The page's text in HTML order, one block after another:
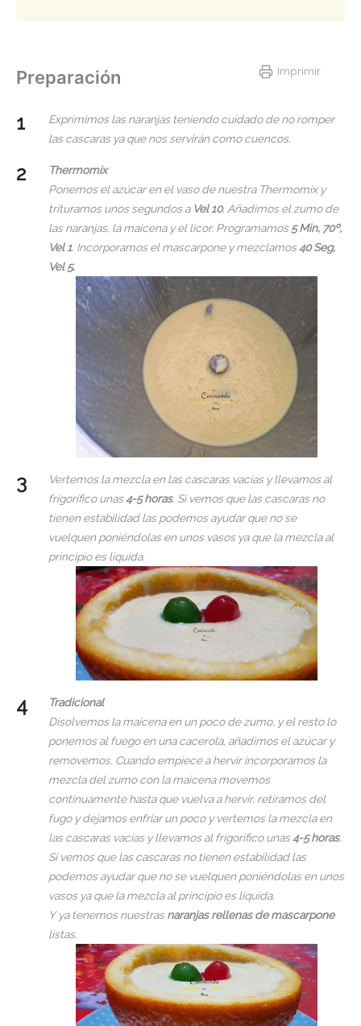
Imprimir
Preparación
Exprimimos las naranjas teniendo cuidado de no romper
las cascaras ya que nos servirán como cuencos.
Thermomix
Ponemos el azúcar en el vaso de nuestra Thermomix y
trituramos unos segundos a Vel 10. Añadimos el zumo de
las naranjas, la maicena y el licor. Programamos5 Min, 70º,
Vel 1. Incorporamos el mascarpone y mezclamos40 Seg,
Vel 5.
Vertemos la mezcla en las cascaras vacías y llevamos al
frigorífico unas4-5 horas. Si vemos que las cascaras no
tienen estabilidad las podemos ayudar que no se
vuelquen poniéndolas en unos vasos ya que la mezcla al
principio es líquida.
Tradicional
Disolvemos la maicena en un poco de zumo, y el resto lo
ponemos al fuego en una cacerola, añadimos el azúcar y
removemos. Cuando empiece a hervir incorporamos la
mezcla del zumo con la maicena movemos
continuamente hasta que vuelva a hervir, retiramos del
fugo y dejamos enfriar un poco y vertemos la mezcla en
las cascaras vacías y llevamos al frigorífico unas4-5 horas.
Si vemos que las cascaras no tienen estabilidad las
podemos ayudar que no se vuelquen poniéndolas en unos
vasos ya que la mezcla al principio es líquida.
Y ya tenemos nuestrasnaranjas rellenas de mascarpone
listas.